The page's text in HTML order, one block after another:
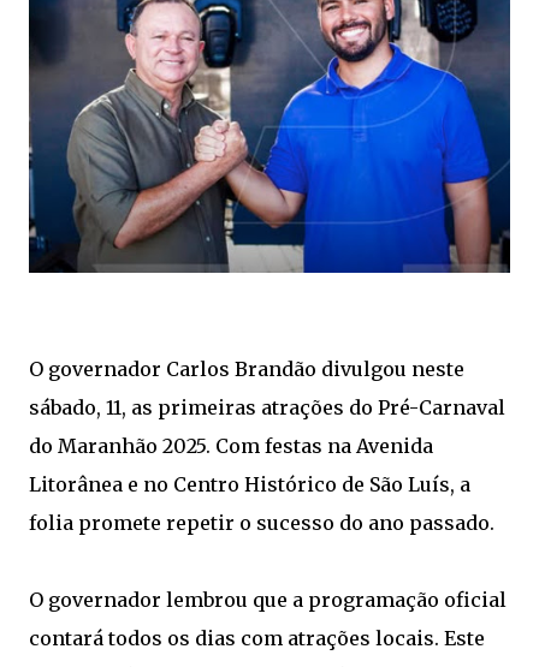
O governador Carlos Brandão divulgou neste
sábado, 11, as primeiras atrações do Pré-Carnaval
do Maranhão 2025. Com festas na Avenida
Litorânea e no Centro Histórico de São Luís, a
folia promete repetir o sucesso do ano passado.
O governador lembrou que a programação oficial
contará todos os dias com atrações locais. Este